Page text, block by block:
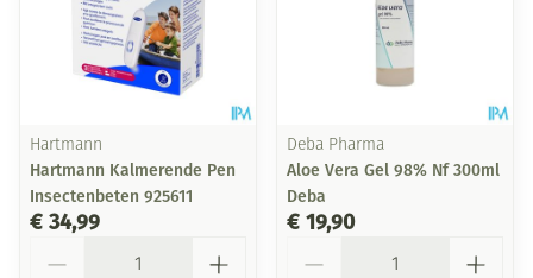
Hartmann
Hartmann Kalmerende Pen
Insectenbeten 925611
€ 34,99
Deba Pharma
Aloe Vera Gel 98% Nf 300ml
Deba
€ 19,90